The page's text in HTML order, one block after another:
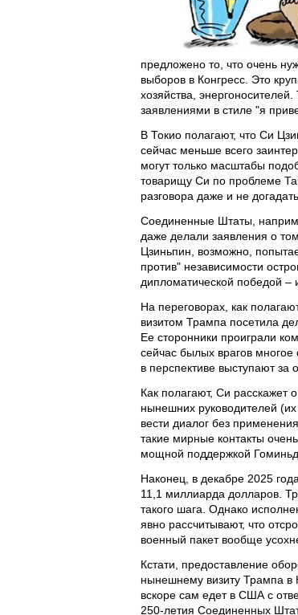
предложено то, что очень
выборов в Конгресс. Это
хозяйства,
заявлениями в стиле "я
В Токио полагают, что Си
сейчас меньше всего
могут только масштабы
товарищу Си по проблеме
разговора даже и не
Соединенные Штаты,
даже делали заявления о
Цзиньпин, возможно,
против" независимости
дипломатической победой –
На переговорах, как
визитом Трампа посетила
Ее сторонники проиграли
сейчас былых врагов
в перспективе выступают за
Как полагают, Си расскажет
нынешних руководителей
вести диалог без
такие мирные контакты
мощной поддержкой
Наконец, в декабре 2025
11,1 миллиарда долларов.
такого шага. Однако
явно рассчитывают, что
военный пакет вообще
Кстати, предоставление
нынешнему визиту Трампа
вскоре сам едет в США с
250-летия Соединенных